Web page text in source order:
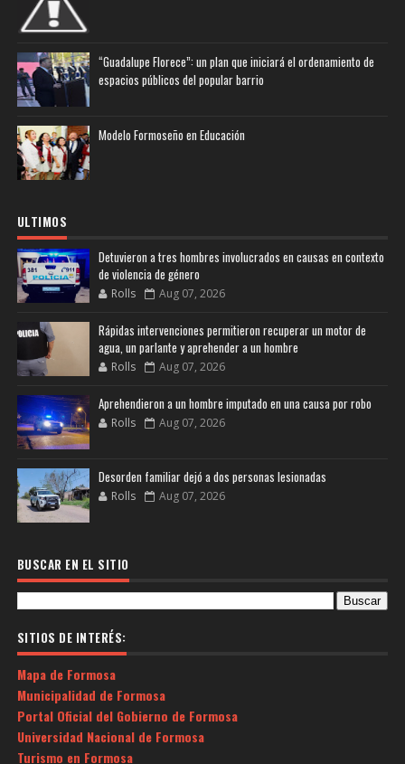
“Guadalupe Florece”: un plan que iniciará el ordenamiento de
espacios públicos del popular barrio
Modelo Formoseño en Educación
ULTIMOS
Detuvieron a tres hombres involucrados en causas en contexto
de violencia de género
Rolls Aug 07, 2026
Rápidas intervenciones permitieron recuperar un motor de
agua, un parlante y aprehender a un hombre
Rolls Aug 07, 2026
Aprehendieron a un hombre imputado en una causa por robo
Rolls Aug 07, 2026
Desorden familiar dejó a dos personas lesionadas
Rolls Aug 07, 2026
BUSCAR EN EL SITIO
SITIOS DE INTERÉS:
Mapa de Formosa
Municipalidad de Formosa
Portal Oficial del Gobierno de Formosa
Universidad Nacional de Formosa
Turismo en Formosa